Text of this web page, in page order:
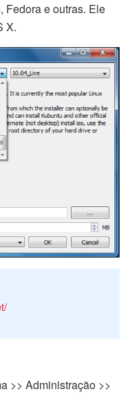
Fedora e outras. Ele
X.
>> Administração >>